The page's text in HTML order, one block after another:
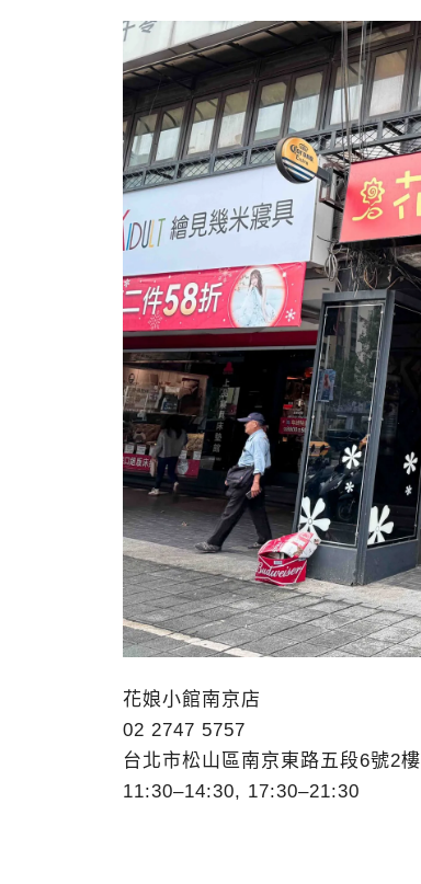
花娘小館南京店
02 2747 5757
台北市松山區南京東路五段6號2樓
11:30–14:30, 17:30–21:30